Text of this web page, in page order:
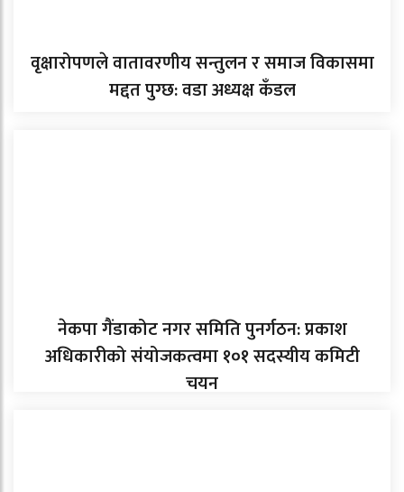
वृक्षारोपणले वातावरणीय सन्तुलन र समाज विकासमा
मद्दत पुग्छ: वडा अध्यक्ष कँडल
नेकपा गैंडाकोट नगर समिति पुनर्गठन: प्रकाश
अधिकारीको संयोजकत्वमा १०१ सदस्यीय कमिटी
चयन